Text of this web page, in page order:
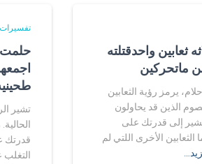
واحدقتلته
ماتحركين
يرمز رؤية الثعابين
الذين قد يحاولون
يشير إلى قدرتك على
الثعابين الأخرى اللتي لم
تشير
قدرتك